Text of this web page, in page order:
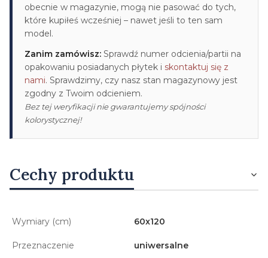
obecnie w magazynie, mogą nie pasować do tych,
które kupiłeś wcześniej – nawet jeśli to ten sam
model.
Zanim zamówisz: Sprawdź numer odcienia/partii na
opakowaniu posiadanych płytek i skontaktuj się z
nami. Sprawdzimy, czy nasz stan magazynowy jest
zgodny z Twoim odcieniem.
Bez tej weryfikacji nie gwarantujemy spójności
kolorystycznej!
Cechy produktu
Wymiary (cm) 60x120
Przeznaczenie uniwersalne